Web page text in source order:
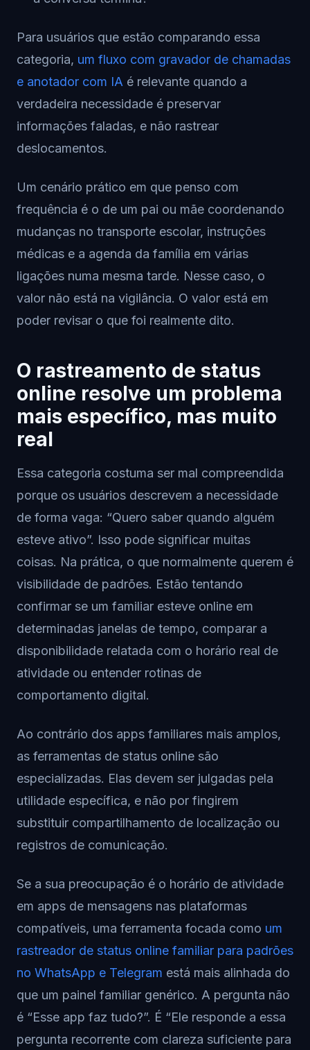
Para usuários que estão comparando essa
categoria, um fluxo com gravador de chamadas
e anotador com IA é relevante quando a
verdadeira necessidade é preservar
informações faladas, e não rastrear
deslocamentos.
Um cenário prático em que penso com
frequência é o de um pai ou mãe coordenando
mudanças no transporte escolar, instruções
médicas e a agenda da família em várias
ligações numa mesma tarde. Nesse caso, o
valor não está na vigilância. O valor está em
poder revisar o que foi realmente dito.
O rastreamento de status
online resolve um problema
mais específico, mas muito
real
Essa categoria costuma ser mal compreendida
porque os usuários descrevem a necessidade
de forma vaga: “Quero saber quando alguém
esteve ativo”. Isso pode significar muitas
coisas. Na prática, o que normalmente querem é
visibilidade de padrões. Estão tentando
confirmar se um familiar esteve online em
determinadas janelas de tempo, comparar a
disponibilidade relatada com o horário real de
atividade ou entender rotinas de
comportamento digital.
Ao contrário dos apps familiares mais amplos,
as ferramentas de status online são
especializadas. Elas devem ser julgadas pela
utilidade específica, e não por fingirem
substituir compartilhamento de localização ou
registros de comunicação.
Se a sua preocupação é o horário de atividade
em apps de mensagens nas plataformas
compatíveis, uma ferramenta focada como um
rastreador de status online familiar para padrões
no WhatsApp e Telegram está mais alinhada do
que um painel familiar genérico. A pergunta não
é “Esse app faz tudo?”. É “Ele responde a essa
pergunta recorrente com clareza suficiente para